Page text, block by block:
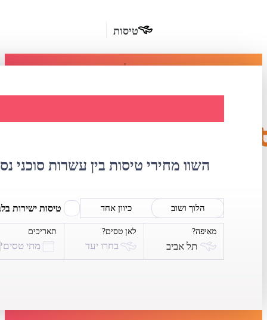
טיסות
מומלץ
בחו"ל
השכרת
רכב
השוו מחירי טיסות בין עשרות סוכני
הלוך ושוב כיוון אחד טיסות ישירות
מאיפה?
תל אביב
לאן טסים?
בחרו יעד
תאריכים
מתי